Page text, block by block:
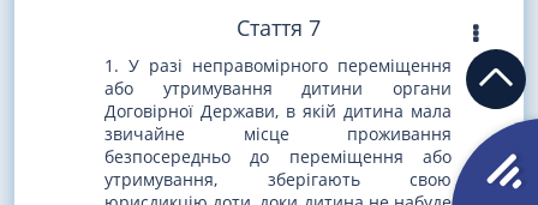
Стаття 7
1. У разі неправомірного переміщення
або утримування дитини органи
Договірної Держави, в якій дитина мала
звичайне місце проживання
безпосередньо до переміщення або
утримування, зберігають свою